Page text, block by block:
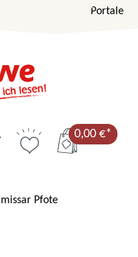
Portale
0,00 €*
Pfote